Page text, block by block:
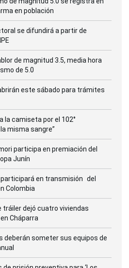
en población
se difundirá a partir de
de magnitud 3.5, media hora
de 5.0
este sábado para trámites
la camiseta por el 102°
misma sangre”
participa en premiación del
Junín
participará en transmisión del
Colombia
tráiler dejó cuatro viviendas
Cháparra
deberán someter sus equipos de